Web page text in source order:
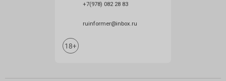
+7(978) 082 28 83
ruinformer@inbox.ru